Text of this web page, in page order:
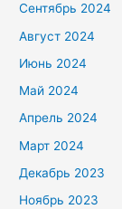
Сентябрь 2024
Август 2024
Июнь 2024
Май 2024
Апрель 2024
Март 2024
Декабрь 2023
Ноябрь 2023